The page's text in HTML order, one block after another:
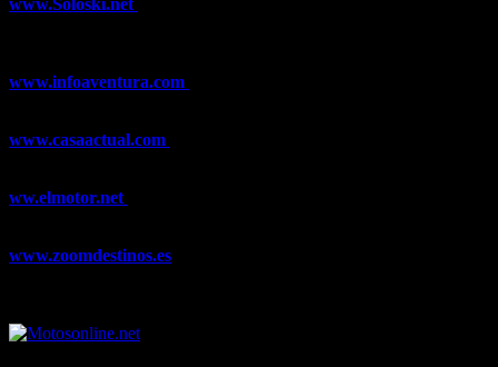
www.infoaventura.com
www.casaactual.com
ww.elmotor.net
www.zoomdestinos.es